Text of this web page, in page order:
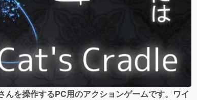
CAMPFIRE for Social GoodCAMPFIRE
んを操作するPC用のアクションゲームです。ワイ